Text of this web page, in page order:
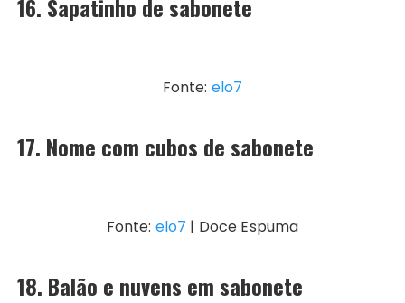
16. Sapatinho de sabonete
Fonte: elo7
17. Nome com cubos de sabonete
Fonte: elo7 | Doce Espuma
18. Balão e nuvens em sabonete